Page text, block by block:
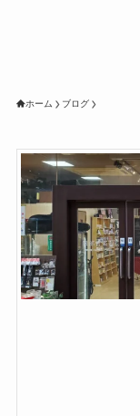
ホーム ブログ